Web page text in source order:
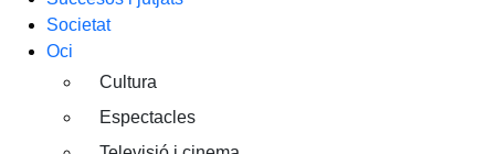
Societat
Oci
Cultura
Espectacles